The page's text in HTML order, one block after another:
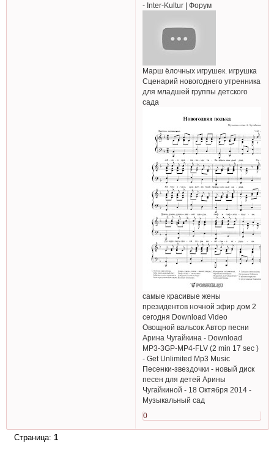
- Inter-Kultur | Форум
Марш ёлочных игрушек. игрушка
Сценарий новогоднего утренника
для младшей группы детского
сада
самые красивые жены
президентов ночной эфир дом 2
сегодня Download Video
Овощной вальсок Автор песни
Арина Чугайкина - Download
MP3-3GP-MP4-FLV (2 min 17 sec )
- Get Unlimited Mp3 Music
Песенки-звездочки - новый диск
песен для детей Арины
Чугайкиной - 18 Октября 2014 -
Музыкальный сад
0
Страница: 1